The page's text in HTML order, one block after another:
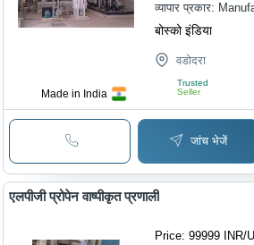
Made in India
व्यापार प्रकार:
बोस्को इंडिया
वडोदरा
Trusted
Seller
जांच भेजें
एलपीजी प्रोपेन वाष्पीकृत प्रणाली
Price: 99999 INR/